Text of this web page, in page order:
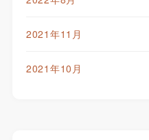
2021年11月
2021年10月